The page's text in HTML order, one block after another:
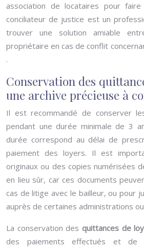
association de locataires pour
conciliateur de justice est un
trouver une solution amiable
propriétaire en cas de conflit
.
Conservation des
une archive précieuse à
Il est recommandé de conserver
pendant une durée minimale de 3
durée correspond au délai de
paiement des loyers. Il est
originaux ou des copies numérisées
en lieu sûr, car ces documents
cas de litige avec le bailleur, ou pour
auprès de certaines administrations
La conservation des quittances de
des paiements effectués et de